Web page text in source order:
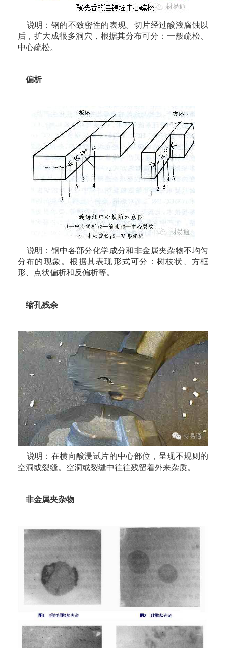
说明：钢的不致密性的表现。切片经过酸液腐蚀以
后，扩大成很多洞穴，根据其分布可分：一般疏松、
中心疏松。
偏析
说明：钢中各部分化学成分和非金属夹杂物不均匀
分布的现象。根据其表现形式可分：树枝状、方框
形、点状偏析和反偏析等。
缩孔残余
说明：在横向酸浸试片的中心部位，呈现不规则的
空洞或裂缝。空洞或裂缝中往往残留着外来杂质。
非金属夹杂物